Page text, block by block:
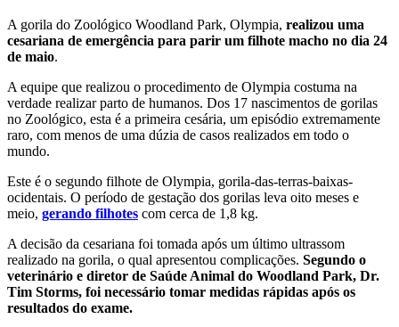
A gorila do Zoológico Woodland Park, Olympia, realizou uma
cesariana de emergência para parir um filhote macho no dia 24
de maio.
A equipe que realizou o procedimento de Olympia costuma na
verdade realizar parto de humanos. Dos 17 nascimentos de gorilas
no Zoológico, esta é a primeira cesária, um episódio extremamente
raro, com menos de uma dúzia de casos realizados em todo o
mundo.
Este é o segundo filhote de Olympia, gorila-das-terras-baixas-
ocidentais. O período de gestação dos gorilas leva oito meses e
meio, gerando filhotes com cerca de 1,8 kg.
A decisão da cesariana foi tomada após um último ultrassom
realizado na gorila, o qual apresentou complicações. Segundo o
veterinário e diretor de Saúde Animal do Woodland Park, Dr.
Tim Storms, foi necessário tomar medidas rápidas após os
resultados do exame.